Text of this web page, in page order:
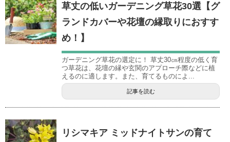
草丈の低いガーデニング草花30選【グ
ランドカバーや花壇の縁取りにおすす
め！】
ガーデニング草花の選定に！ 草丈30㎝程度の低く育
つ草花は、花壇の縁や玄関のアプローチ際などに植
えるのに適します。また、育てるものによ...
記事を読む
リシマキア ミッドナイトサンの育て